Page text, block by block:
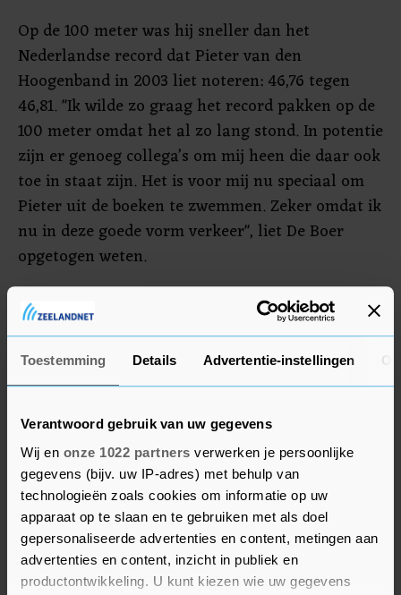
Toestemming Details Advertentie-instellingen
Verantwoord gebruik van uw gegevens
Wij en onze 1022 partners verwerken je persoonlijke
gegevens (bijv. uw IP-adres) met behulp van
technologieën zoals cookies om informatie op uw
apparaat op te slaan en te gebruiken met als doel
gepersonaliseerde advertenties en content, metingen aan
advertenties en content, inzicht in publiek en
productontwikkeling. U kunt kiezen wie uw gegevens
Op de 100 meter was hij sneller dan het
Nederlandse record dat Pieter van den
Hoogenband in 2003 liet noteren: 46,76 tegen
46,81. "Ik wilde zo graag het record pakken op de
100 meter omdat het al zo lang stond. In potentie
zijn er genoeg collega’s om mij heen die daar ook
toe in staat zijn. Het is voor mij nu speciaal om
Pieter uit de boeken te zwemmen. Zeker omdat ik
nu in deze goede vorm verkeer", liet De Boer
opgetogen weten.
Kamminga verbeterde met een tijd van 55,99 zijn
eigen record uit 2019 (56,06). "Het was weer een
superleuke race waarbij ik even moest wennen
aan de vele keerpunten. Ik sta nu met deze tijd
concludeerde de 25-jarige Katwijker voldaan.